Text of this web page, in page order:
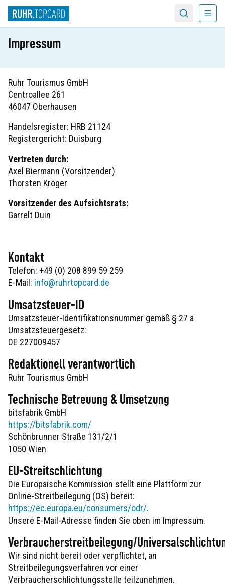
Menü
Impressum
Ruhr Tourismus GmbH
Centroallee 261
46047 Oberhausen
Handelsregister: HRB 21124
Registergericht: Duisburg
Vertreten durch:
Axel Biermann (Vorsitzender)
Thorsten Kröger
Vorsitzender des Aufsichtsrats:
Garrelt Duin
Kontakt
Telefon: +49 (0) 208 899 59 259
E-Mail: info@ruhrtopcard.de
Umsatzsteuer-ID
Umsatzsteuer-Identifikationsnummer gemäß § 27 a
Umsatzsteuergesetz:
DE 227009457
Redaktionell verantwortlich
Ruhr Tourismus GmbH
Technische Betreuung & Umsetzung
bitsfabrik GmbH
https://bitsfabrik.com/
Schönbrunner Straße 131/2/1
1050 Wien
EU-Streitschlichtung
Die Europäische Kommission stellt eine Plattform zur
Online-Streitbeilegung (OS) bereit:
https://ec.europa.eu/consumers/odr/.
Unsere E-Mail-Adresse finden Sie oben im Impressum.
Verbraucherstreitbeilegung/
Wir sind nicht bereit oder verpflichtet, an
Streitbeilegungsverfahren vor einer
Verbraucherschlichtungsstelle teilzunehmen.